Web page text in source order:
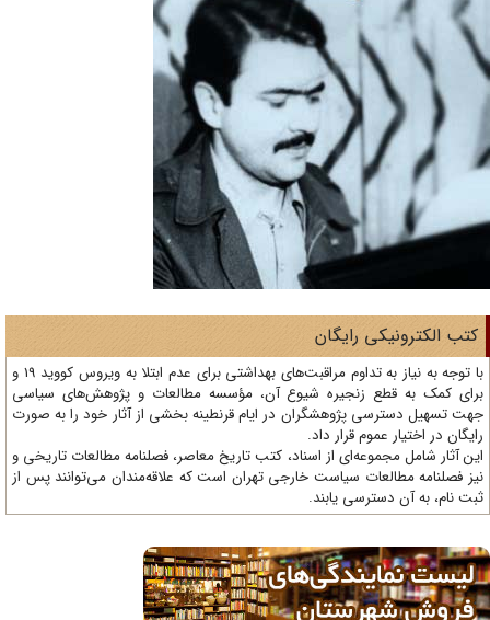
الکترونیکی رایگان
با توجه به نیاز به تداوم مراقبت‌های بهداشتی برای عدم ابتلا به ویروس کووید 19 و
کمک به قطع زنجیره شیوع آن، مؤسسه مطالعات و پژوهش‌های سیاسی
تسهیل دسترسی پژوهشگران در ایام قرنطینه بخشی از آثار خود را به صورت
در اختیار عموم قرار داد.
آثار شامل مجموعه‌ای از اسناد، کتب تاریخ معاصر، فصلنامه‌ مطالعات تاریخی و
فصلنامه مطالعات سیاست خارجی تهران است که علاقه‌مندان می‌توانند پس از
نام، به آن دسترسی یابند.